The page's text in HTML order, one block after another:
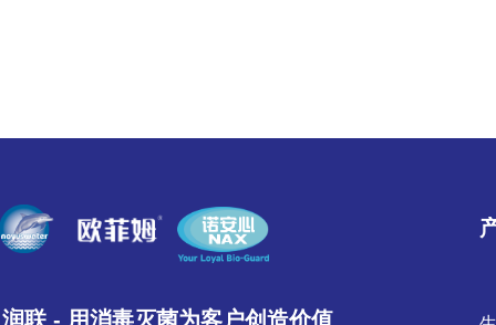
润联 - 用消毒灭菌为客户创造价值